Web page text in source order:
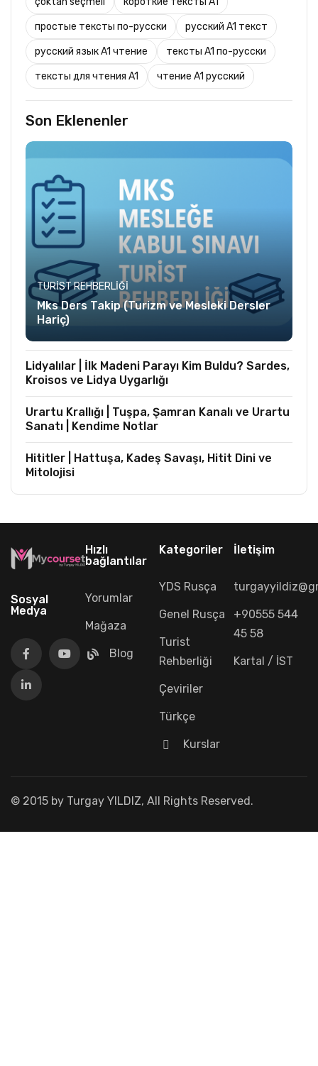
простые тексты по-русски русский A1 текст
русский язык A1 чтение тексты A1 по-русски
тексты для чтения A1 чтение A1 русский
Son Eklenenler
TURIST REHBERLIĞI
Mks Ders Takip (Turizm ve Mesleki Dersler
Hariç)
Lidyalılar | İlk Madeni Parayı Kim Buldu? Sardes,
Kroisos ve Lidya Uygarlığı
Urartu Krallığı | Tuşpa, Şamran Kanalı ve Urartu
Sanatı | Kendime Notlar
Hititler | Hattuşa, Kadeş Savaşı, Hitit Dini ve
Mitolojisi
Sosyal
Medya
Hızlı
bağlantılar
Yorumlar
Mağaza
Blog
Kategoriler
YDS Rusça
Genel Rusça
Turist
Rehberliği
Çeviriler
Türkçe
Kurslar
İletişim
+90555 544
45 58
Kartal / İST
© 2015 by Turgay YILDIZ, All Rights Reserved.